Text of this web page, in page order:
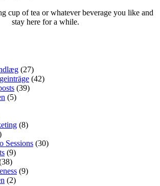
cup of tea or whatever beverage you like and
stay here for a while.
(27)
(42)
(39)
(5)
(8)
Sessions (30)
(9)
(9)
(2)